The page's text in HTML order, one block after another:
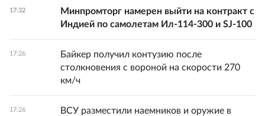
17:32
Минпромторг намерен выйти на контракт с
Индией по самолетам Ил-114-300 и SJ-100
17:26
Байкер получил контузию после
столкновения с вороной на скорости 270
км/ч
17:26
ВСУ разместили наемников и оружие в